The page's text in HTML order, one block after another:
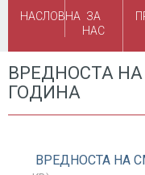
НАСЛОВНА ЗА
НАС
ВРЕДНОСТА НА
ГОДИНА
ВРЕДНОСТА НА